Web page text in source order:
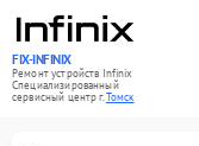
FIX-INFINIX
Ремонт устройств Infinix
Специализированный
cервисный центр г.Томск